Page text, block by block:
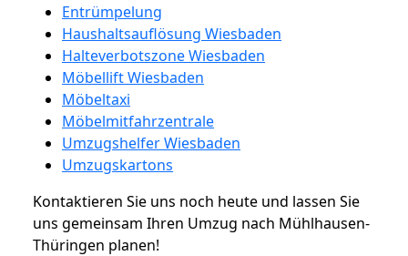
Entrümpelung
Haushaltsauflösung Wiesbaden
Halteverbotszone Wiesbaden
Möbellift Wiesbaden
Möbeltaxi
Möbelmitfahrzentrale
Umzugshelfer Wiesbaden
Umzugskartons
Kontaktieren Sie uns noch heute und lassen Sie
uns gemeinsam Ihren Umzug nach Mühlhausen-
Thüringen planen!